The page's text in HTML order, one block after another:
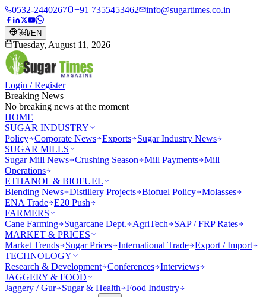
0532-2440267 +91 7355453462 info@sugartimes.co.in
हिंदी/EN
Tuesday, August 11, 2026
Login / Register
Breaking News
No breaking news at the moment
HOME
SUGAR INDUSTRY
Policy Corporate News Exports
Sugar Industry News
SUGAR MILLS
Sugar Mill News Crushing Season Mill Payments Mill
Operations
ETHANOL & BIOFUEL
Blending News Distillery Projects Biofuel Policy Molasses
ENA Trade E20 Push
FARMERS
Cane Farming
Sugarcane Dept. AgriTech
SAP / FRP Rates
MARKET & PRICES
Market Trends
Sugar Prices International Trade Export / Import
TECHNOLOGY
Research & Development Conferences Interviews
JAGGERY & FOOD
Jaggery / Gur
Sugar & Health
Food Industry